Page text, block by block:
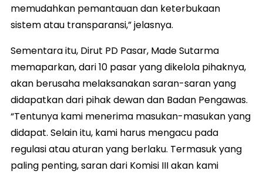
memudahkan pemantauan dan keterbukaan
sistem atau transparansi,” jelasnya.
Sementara itu, Dirut PD Pasar, Made Sutarma
memaparkan, dari 10 pasar yang dikelola pihaknya,
akan berusaha melaksanakan saran-saran yang
didapatkan dari pihak dewan dan Badan Pengawas.
“Tentunya kami menerima masukan-masukan yang
didapat. Selain itu, kami harus mengacu pada
regulasi atau aturan yang berlaku. Termasuk yang
paling penting, saran dari Komisi III akan kami